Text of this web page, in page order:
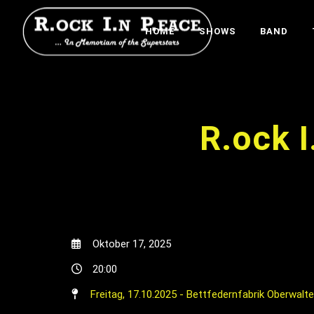
HOME SHOWS BAND
R.ock
Oktober 17, 2025
20:00
Freitag, 17.10.2025 - Bettfedernfabrik